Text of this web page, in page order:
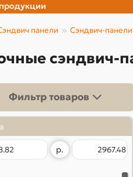
продукции
панели Сэндвич-
сэндвич-
Фильтр товаров
р.